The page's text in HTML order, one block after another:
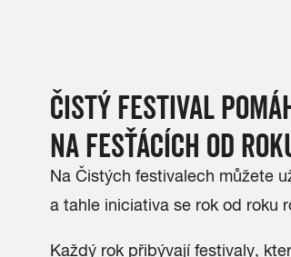
ČISTÝ FESTIVAL
NA FESŤÁCÍCH OD
Na Čistých festivalech můžete
a tahle iniciativa se rok od roku
Každý rok přibývají festivaly,